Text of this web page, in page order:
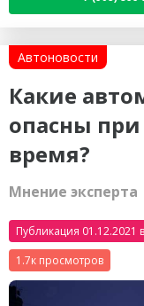
Автоновости
Какие
опасны
время?
Мнение эксперта
Публикация 01.12.2021
1.7к